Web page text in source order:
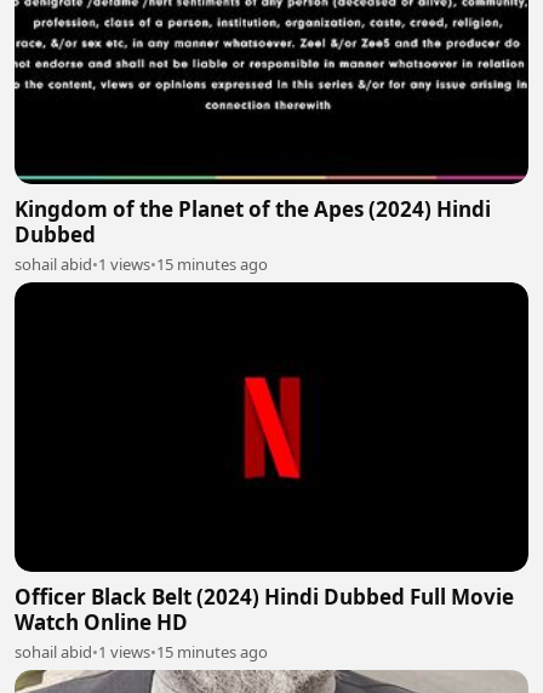
Kingdom of the Planet of the Apes (2024) Hindi
Dubbed
sohail abid•1 views•15 minutes ago
Officer Black Belt (2024) Hindi Dubbed Full Movie
Watch Online HD
sohail abid•1 views•15 minutes ago